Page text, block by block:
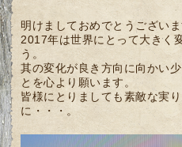
明けましておめでとうございま
2017年は世界にとって大きく
う。
其の変化が良き方向に向かい
とを心より願います。
皆様にとりましても素敵な実
に・・・。